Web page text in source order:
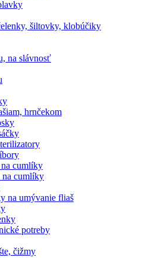
šiltovky, klobúčiky
na slávnosť
hrnčekom
cumlíky
na cumlíky
na umývanie fliaš
potreby
čižmy